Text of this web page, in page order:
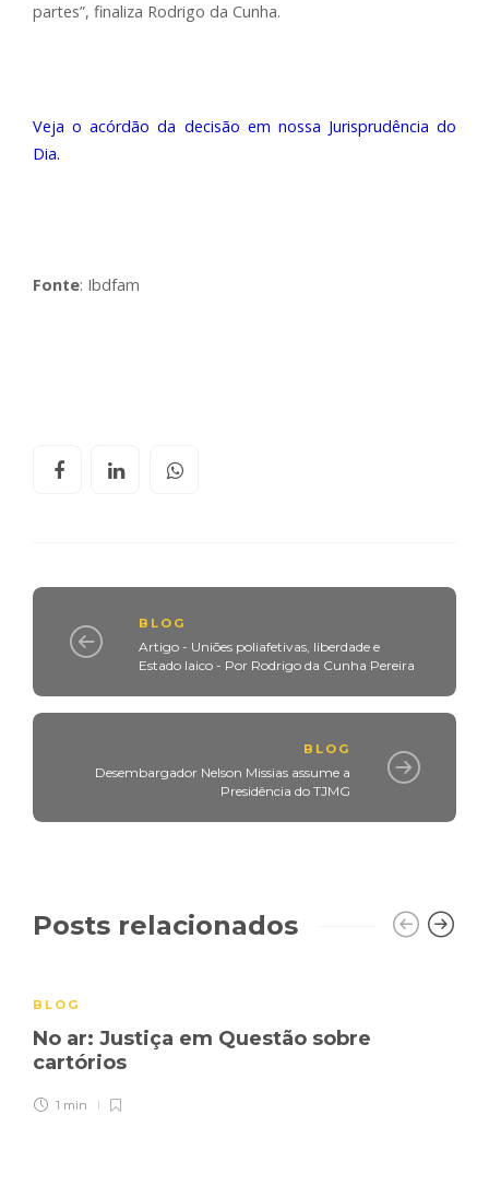
partes”, finaliza Rodrigo da Cunha.
Veja o acórdão da decisão em nossa Jurisprudência do
Dia.
Fonte: Ibdfam
BLOG
Artigo - Uniões poliafetivas, liberdade e
Estado laico - Por Rodrigo da Cunha Pereira
BLOG
Desembargador Nelson Missias assume a
Presidência do TJMG
Posts relacionados
BLOG
No ar: Justiça em Questão sobre
cartórios
1 min